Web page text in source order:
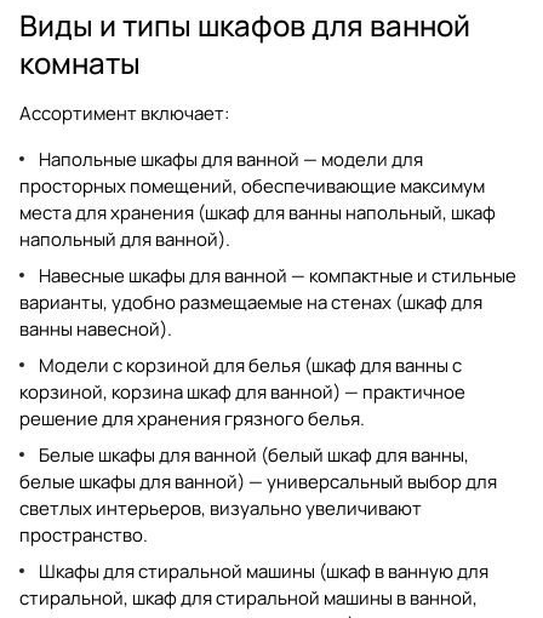
Виды и типы шкафов для ванной
комнаты
Ассортимент включает:
Напольные шкафы для ванной — модели для
просторных помещений, обеспечивающие максимум
места для хранения (шкаф для ванны напольный, шкаф
напольный для ванной).
Навесные шкафы для ванной — компактные и стильные
варианты, удобно размещаемые на стенах (шкаф для
ванны навесной).
Модели с корзиной для белья (шкаф для ванны с
корзиной, корзина шкаф для ванной) — практичное
решение для хранения грязного белья.
Белые шкафы для ванной (белый шкаф для ванны,
белые шкафы для ванной) — универсальный выбор для
светлых интерьеров, визуально увеличивают
пространство.
Шкафы для стиральной машины (шкаф в ванную для
стиральной, шкаф для стиральной машины в ванной,